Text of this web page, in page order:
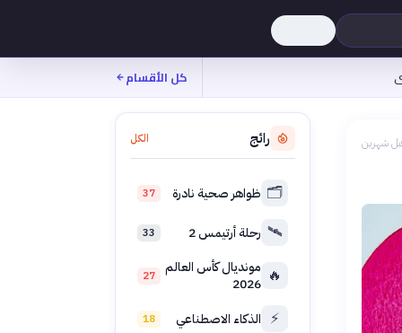
كل الأقسام
شهرين رائج الكل
🗂️ ظواهر صحية نادرة 37
🛰️ رحلة أرتيمس 2 33
🔥 مونديال كأس العالم
2026
27
⚡ الذكاء الاصطناعي 18